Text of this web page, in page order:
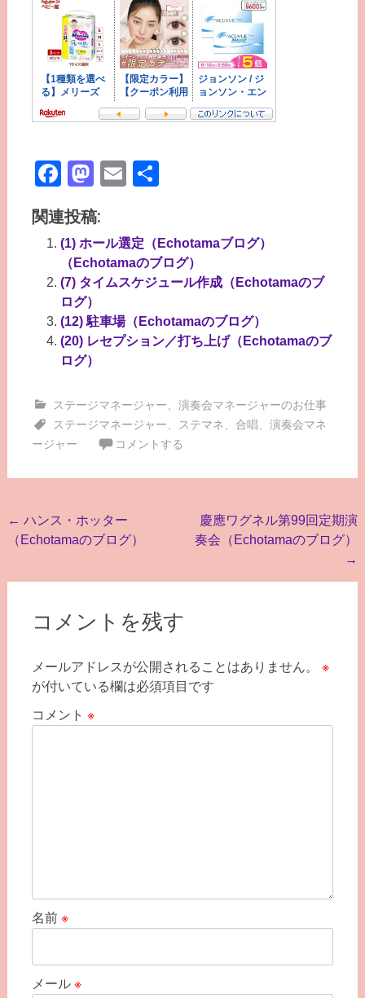
Facebook
Mastodon
Email
共
関連投稿:
(1) ホール選定（Echotamaブログ）
（Echotamaのブログ）
(7) タイムスケジュール作成（Echotamaのブ
ログ）
(12) 駐車場（Echotamaのブログ）
(20) レセプション／打ち上げ（Echotamaのブ
ログ）
ステージマネージャー
演奏会マネージャーのお仕事
ステージマネージャー
ステマネ 合唱
演奏会マネ
ージャー
コメントする
投
稿
← ハンス・ホッター
（Echotamaのブログ）
慶應ワグネル第99回定期演
奏会（Echotamaのブログ）
→
コメントを残す
メールアドレスが公開されることはありません。
※
が付いている欄は必須項目です
コメント ※
名前 ※
メール ※